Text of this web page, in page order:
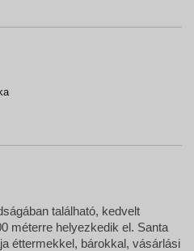
található, kedvelt
méterre helyezkedik el. Santa
éttermekkel, bárokkal, vásárlási